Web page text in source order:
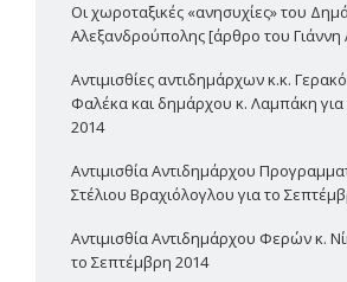
Οι χωροταξικές «ανησυχίες» του
Αλεξανδρούπολης [άρθρο του
Αντιμισθίες αντιδημάρχων κ.κ.
Φαλέκα και δημάρχου κ. Λαμπάκη
2014
Αντιμισθία Αντιδημάρχου
Στέλιου Βραχιόλογλου για το
Αντιμισθία Αντιδημάρχου Φερών κ.
το Σεπτέμβρη 2014